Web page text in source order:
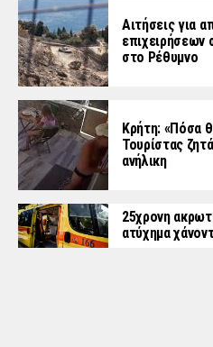
Αιτήσεις για
επιχειρήσεων
στο Ρέθυμνο
Κρήτη: «Πόσα
Τουρίστας
ανήλικη
25χρονη
ατύχημα